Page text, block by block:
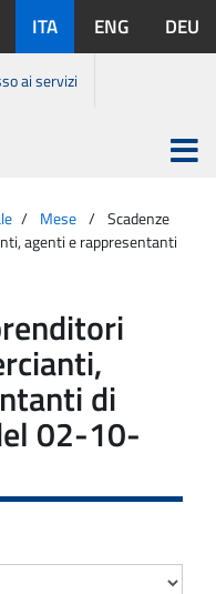
disponibili:
ITA ENG DEU
ai servizi
Apri
menu
Mese
Scadenze
agenti e rappresentanti
di
02-10-